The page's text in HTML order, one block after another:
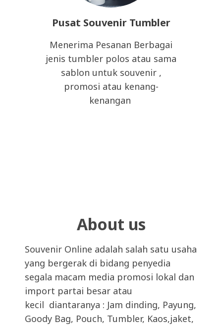
Pusat Souvenir Tumbler
Menerima Pesanan Berbagai
jenis tumbler polos atau sama
sablon untuk souvenir ,
promosi atau kenang-
kenangan
About us
Souvenir Online adalah salah satu usaha
yang bergerak di bidang penyedia
segala macam media promosi lokal dan
import partai besar atau
kecil diantaranya : Jam dinding, Payung,
Goody Bag, Pouch, Tumbler, Kaos,jaket,